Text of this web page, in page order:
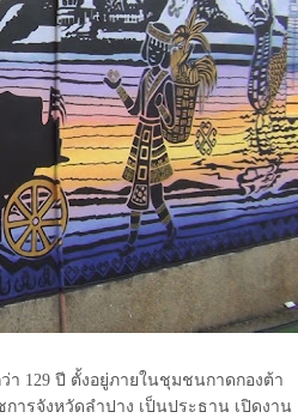
า 129 ปี ตั้งอยู่ภายในชุมชนกาดกองต้า
ารจังหวัดลำปาง เป็นประธาน เปิดงาน